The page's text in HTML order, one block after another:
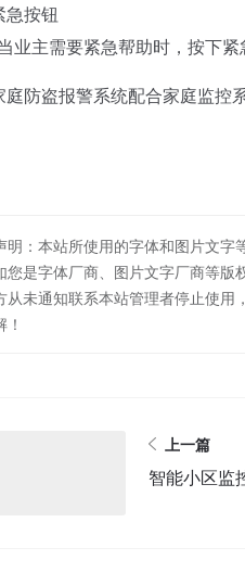
急按钮
主需要紧急帮助时，按下紧
庭防盗报警系统配合家庭监控
明：本站所使用的字体和图片文
您是字体厂商、图片文字厂商等
从未通知联系本站管理者停止使
上一篇
智能小区监